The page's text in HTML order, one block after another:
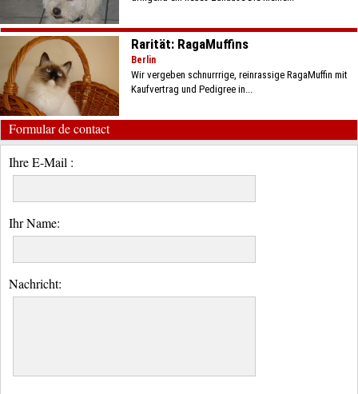
Rarität: RagaMuffins
Berlin
Wir vergeben schnurrrige, reinrassige RagaMuffin mit
Kaufvertrag und Pedigree in...
Formular de contact
Ihre E-Mail :
Ihr Name:
Nachricht: